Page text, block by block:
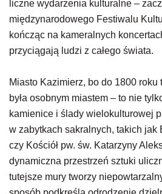
liczne wydarzenia kulturalne –
międzynarodowego Festiwalu
kończąc na kameralnych
przyciągają ludzi z całego świata.
Miasto Kazimierz, bo do 1800 roku
była osobnym miastem – to nie
kamienice i ślady wielokulturowej
w zabytkach sakralnych, takich jak
czy Kościół pw. św. Katarzyny
dynamiczna przestrzeń sztuki
tutejsze mury tworzy